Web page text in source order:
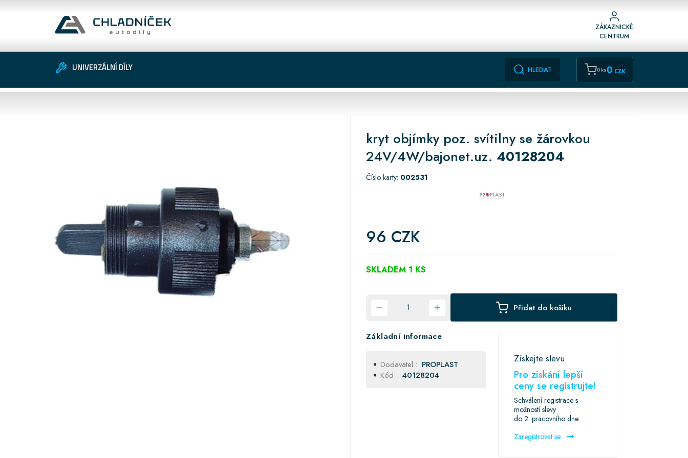
ZÁKAZNICKÉ
CENTRUM
UNIVERZÁLNÍ DÍLY HLEDAT 0 ks0 CZK
kryt objímky poz. svítilny se žárovkou
24V/4W/bajonet.uz. 40128204
Číslo karty: 002531
96 CZK
SKLADEM 1 KS
Přidat do košíku
Základní informace
Dodavatel : PROPLAST
Kód : 40128204
Získejte slevu
Pro získání lepší
ceny se registrujte!
Schválení registrace s
možností slevy
do 2. pracovního dne
Zaregistrovat se